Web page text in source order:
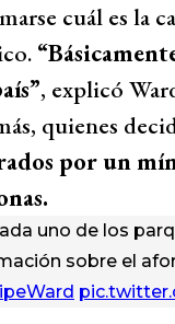
cuál es la
, explicó
quienes
por un
uno de los
sobre el